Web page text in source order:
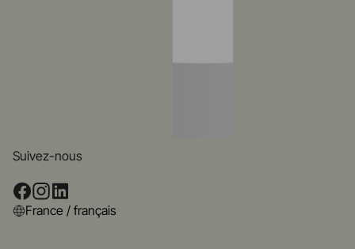
Suivez-nous
France / français